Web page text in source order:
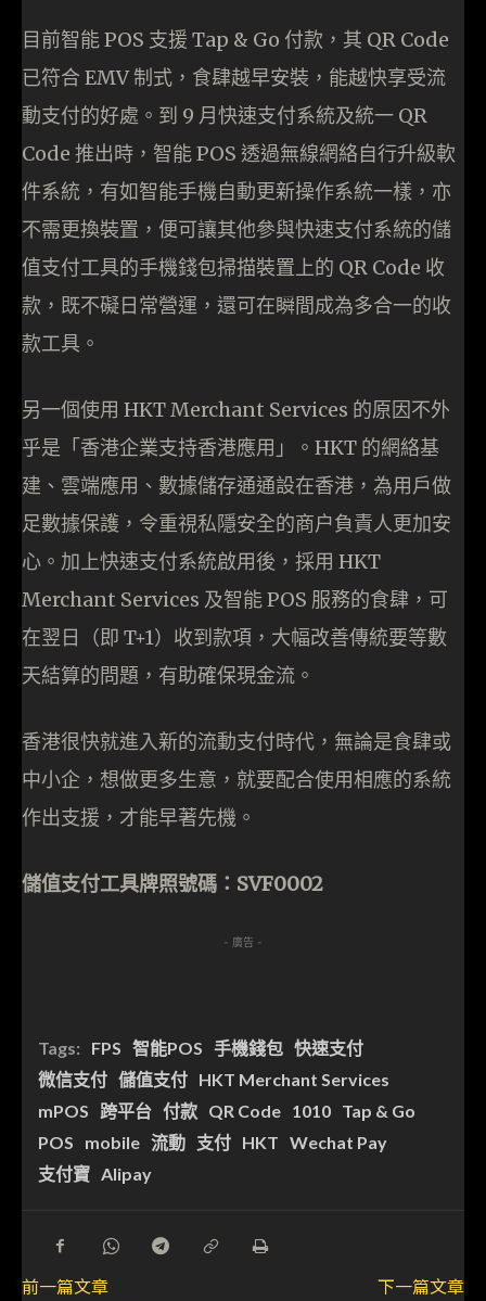
目前智能 POS 支援 Tap & Go 付款，其 QR Code
已符合 EMV 制式，食肆越早安裝，能越快享受流
動支付的好處。到 9 月快速支付系統及統一 QR
Code 推出時，智能 POS 透過無線網絡自行升級軟
件系統，有如智能手機自動更新操作系統一樣，亦
不需更換裝置，便可讓其他參與快速支付系統的儲
值支付工具的手機錢包掃描裝置上的 QR Code 收
款，既不礙日常營運，還可在瞬間成為多合一的收
款工具。
另一個使用 HKT Merchant Services 的原因不外
乎是「香港企業支持香港應用」。HKT 的網絡基
建、雲端應用、數據儲存通通設在香港，為用戶做
足數據保護，令重視私隱安全的商户負責人更加安
心。加上快速支付系統啟用後，採用 HKT
Merchant Services 及智能 POS 服務的食肆，可
在翌日（即 T+1）收到款項，大幅改善傳統要等數
天結算的問題，有助確保現金流。
香港很快就進入新的流動支付時代，無論是食肆或
中小企，想做更多生意，就要配合使用相應的系統
作出支援，才能早著先機。
儲值支付工具牌照號碼：SVF0002
- 廣告 -
Tags: FPS 智能POS 手機錢包 快速支付
微信支付 儲值支付 HKT Merchant Services
mPOS
跨平台 付款 QR Code 1010 Tap & Go
POS
mobile 流動 支付 HKT Wechat Pay
支付寶 Alipay
前一篇文章
下一篇文章